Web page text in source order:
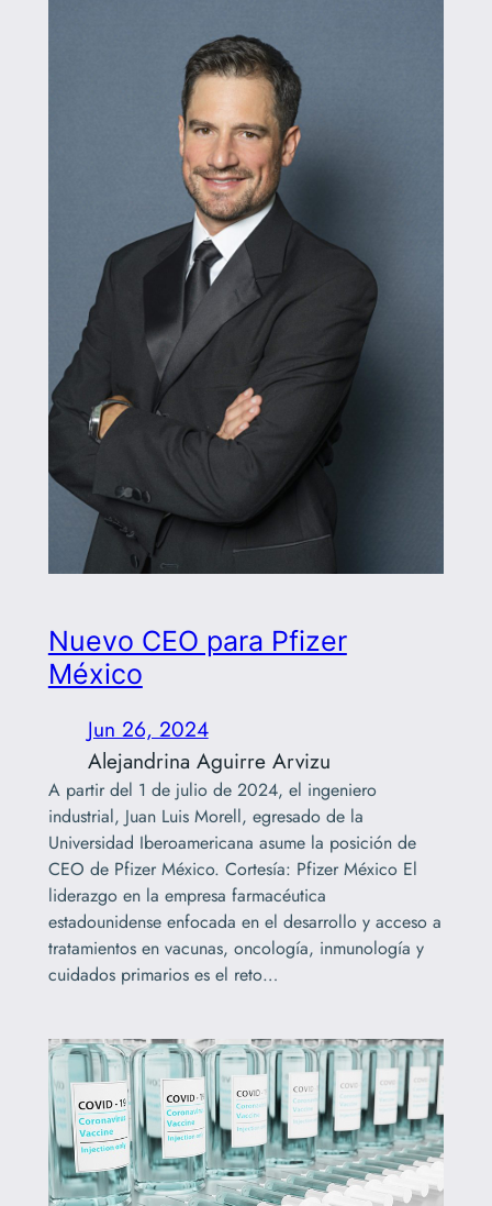
Nuevo CEO para Pfizer
México
Jun 26, 2024
Alejandrina Aguirre Arvizu
A partir del 1 de julio de 2024, el ingeniero
industrial, Juan Luis Morell, egresado de la
Universidad Iberoamericana asume la posición de
CEO de Pfizer México. Cortesía: Pfizer México El
liderazgo en la empresa farmacéutica
estadounidense enfocada en el desarrollo y acceso a
tratamientos en vacunas, oncología, inmunología y
cuidados primarios es el reto…